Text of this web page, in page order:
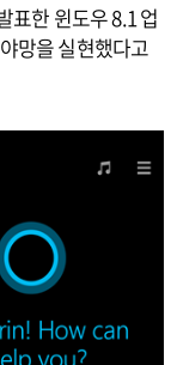
표한 윈도우 8.1 업
망을 실현했다고